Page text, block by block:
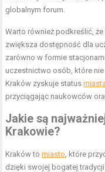
globalnym forum.
Warto również podkreślić,
zwiększa dostępność dla
zarówno w formie
uczestnictwo osób, które nie
Kraków zyskuje statusmiasta
przyciągając naukowców
Jakie są
Krakowie?
Kraków tomiasto , które
dzięki swojej bogatej